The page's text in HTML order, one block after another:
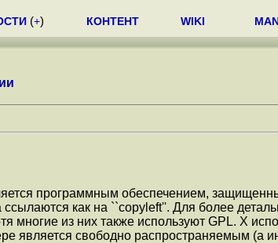
(+) КОНТЕНТ WIKI
программным обеспечением,
как на ``copyleft''. Для более
многие из них также используют GPL. X
является свободно распространяемым (а